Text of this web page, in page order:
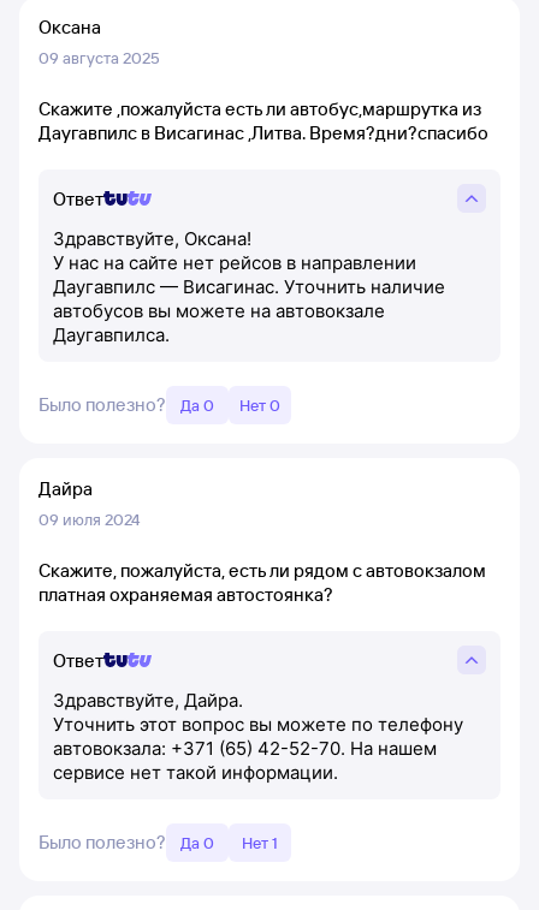
Оксана
09 августа 2025
Cкажите ,пожалуйста есть ли автобус,маршрутка из
Даугавпилс в Висагинас ,Литва. Время?дни?спасибо
Ответ
Здравствуйте, Оксана!
У нас на сайте нет рейсов в направлении
Даугавпилс — Висагинас. Уточнить наличие
автобусов вы можете на автовокзале
Даугавпилса.
Было полезно? Да 0 Нет 0
Дайра
09 июля 2024
Скажите, пожалуйста, есть ли рядом с автовокзалом
платная охраняемая автостоянка?
Ответ
Здравствуйте, Дайра.
Уточнить этот вопрос вы можете по телефону
автовокзала: +371 (65) 42-52-70. На нашем
сервисе нет такой информации.
Было полезно? Да 0 Нет 1